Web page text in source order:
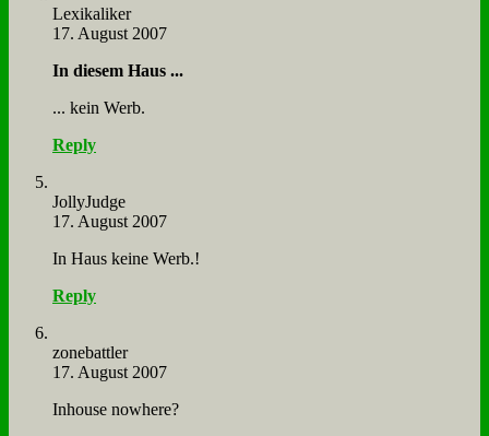
Le­xi­ka­li­ker
17. August 2007
In die­sem Haus ...
... kein Werb.
Reply
Jol­ly­Judge
17. August 2007
In Haus kei­ne Werb.!
Reply
zone­batt­ler
17. August 2007
In­hou­se nowhe­re?